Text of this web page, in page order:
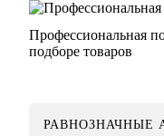
Профессиональная
подборе товаров
РАВНОЗНАЧНЫЕ